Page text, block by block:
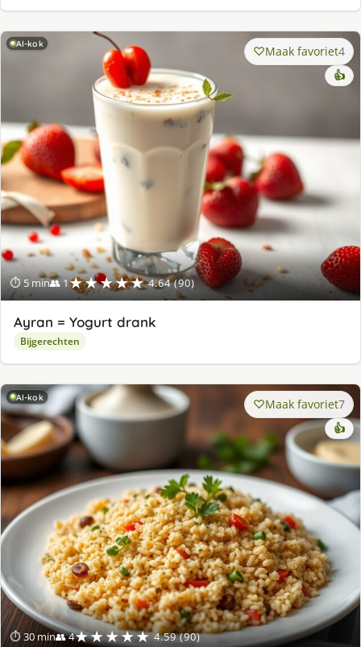
AI-kok
⏱ 5 min👥 1★★★★★ 4.64 (90)
Maak favoriet4
👍
Ayran = Yogurt drank
Bijgerechten
AI-kok
⏱ 30 min👥 4★★★★★ 4.59 (90)
Maak favoriet7
👍